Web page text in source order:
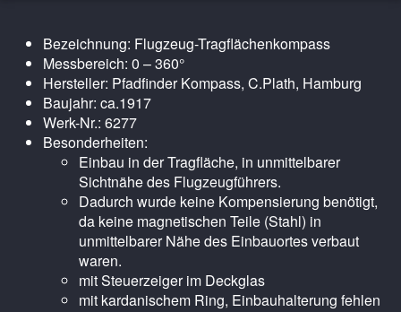
Bezeichnung: Flugzeug-Tragflächenkompass
Messbereich: 0 – 360°
Hersteller: Pfadfinder Kompass, C.Plath, Hamburg
Baujahr: ca.1917
Werk-Nr.: 6277
Besonderheiten:
Einbau in der Tragfläche, in unmittelbarer
Sichtnähe des Flugzeugführers.
Dadurch wurde keine Kompensierung benötigt,
da keine magnetischen Teile (Stahl) in
unmittelbarer Nähe des Einbauortes verbaut
waren.
mit Steuerzeiger im Deckglas
mit kardanischem Ring, Einbauhalterung fehlen